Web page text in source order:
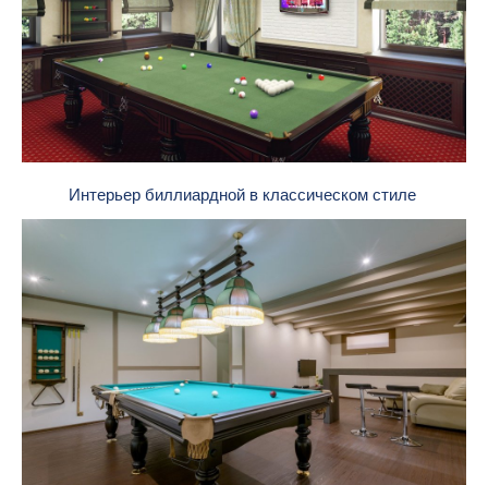
Интерьер биллиардной в классическом стиле